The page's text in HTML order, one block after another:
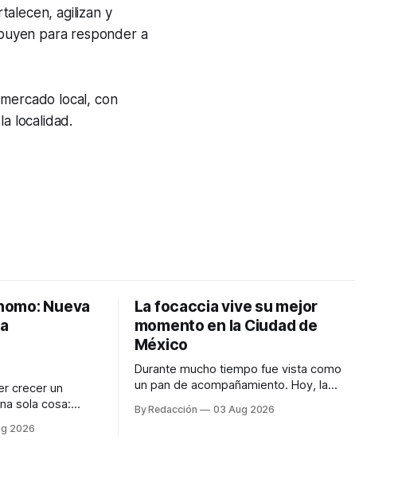
agilizan y
para responder a
local, con
localidad.
Nueva
crecer un
sola cosa:
en marketing
2026
La focaccia vive su mejor
momento en la Ciudad de
México
Durante mucho tiempo fue vista como
un pan de acompañamiento. Hoy, la
platillos favoritos de quienes buscan
By Redacción 03 Aug 2026